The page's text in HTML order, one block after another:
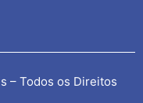
– Todos os Direitos